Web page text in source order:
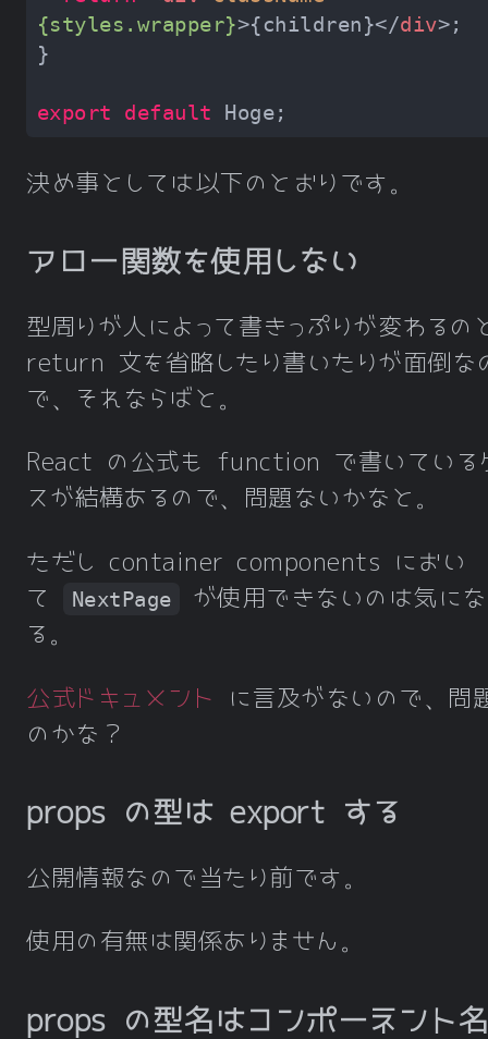
{styles.wrapper}>{children}</div>
export default
決め事としては以下のとおりです。
アロー関数を使用しない
型周りが人によって書きっぷりが変わるの
return 文を省略したり書いたりが面倒な
で、それならばと。
React の公式も function で書いている
スが結構あるので、問題ないかなと。
ただし container components におい
て
NextPage
が使用できないのは気にな
る。
公式ドキュメント
に言及がないので、問
のかな？
props の型は export する
公開情報なので当たり前です。
使用の有無は関係ありません。
props の型名はコンポーネント